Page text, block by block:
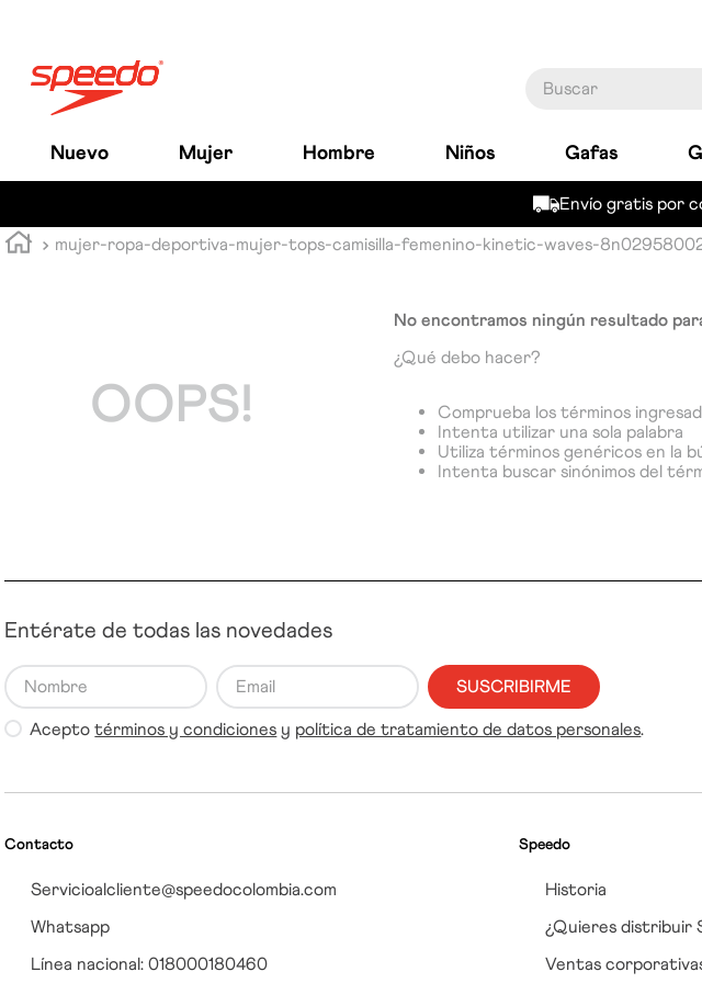
Nuevo Mujer Hombre Niños Gafas
Envío gratis por
mujer-ropa-deportiva-mujer-tops-camisilla-femenino-kinetic-waves-
OOPS!
No encontramos ningún resultado
¿Qué debo hacer?
Comprueba los términos
Intenta utilizar una sola palabra
Utiliza términos genéricos en la
Intenta buscar sinónimos del
Entérate de todas las novedades
SUSCRIBIRME
Aceptotérminos y condiciones y política de tratamiento de datos personales.
Contacto
Servicioalcliente@speedocolombia.com
Whatsapp
Línea nacional: 018000180460
Speedo
Historia
¿Quieres distribuir
Ventas